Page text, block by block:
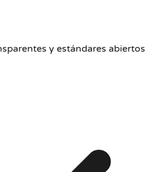
y estándares abiertos